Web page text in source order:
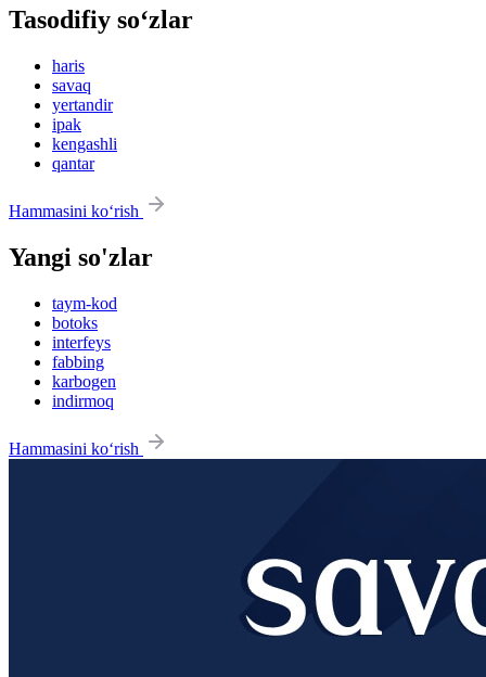
Tasodifiy so‘zlar
haris
savaq
yertandir
ipak
kengashli
qantar
Hammasini ko‘rish
Yangi so'zlar
taym-kod
botoks
interfeys
fabbing
karbogen
indirmoq
Hammasini ko‘rish